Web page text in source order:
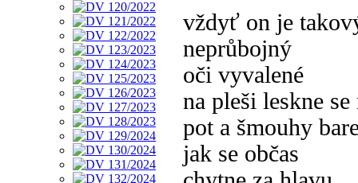
vždyť on je
neprůbojný
oči vyvalené
na pleši leskne se
pot a šmouhy
jak se občas